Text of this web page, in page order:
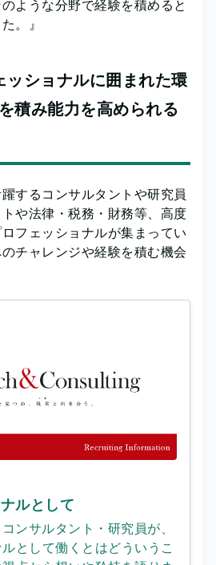
ような分野で経験を積めると
。』
ッショナルに囲まれた環
積み能力を高められる
するコンサルタントや研究員
や法律・税務・財務等、高度
フェッショナルが集まってい
チャレンジや経験を積む機会
ルとして
ンサルタント・研究員が、
として働くとはどういうこ